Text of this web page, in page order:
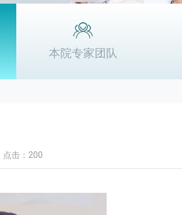
本院专家团队
点击：200